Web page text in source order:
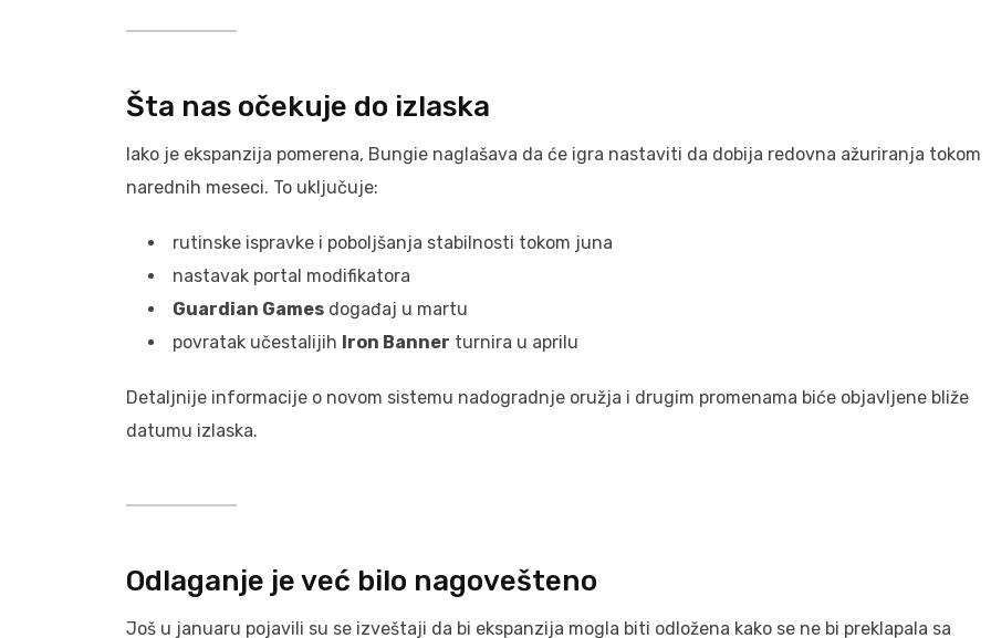
Šta nas očekuje do izlaska
Iako je ekspanzija pomerena, Bungie naglašava da će igra nastaviti da dobija redovna ažuriranja tokom
narednih meseci. To uključuje:
rutinske ispravke i poboljšanja stabilnosti tokom juna
nastavak portal modifikatora
Guardian Games događaj u martu
povratak učestalijih Iron Banner turnira u aprilu
Detaljnije informacije o novom sistemu nadogradnje oružja i drugim promenama biće objavljene bliže
datumu izlaska.
Odlaganje je već bilo nagovešteno
Još u januaru pojavili su se izveštaji da bi ekspanzija mogla biti odložena kako se ne bi preklapala sa